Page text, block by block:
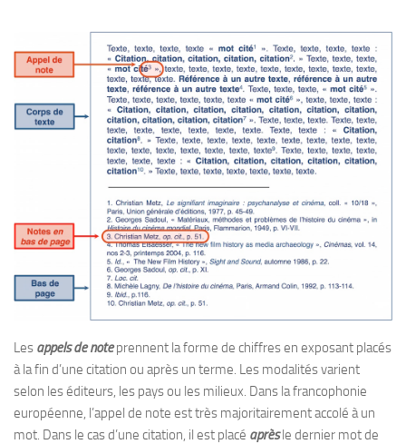
Les appels de noteprennent la forme de chiffres en exposant placés
à la fin d’une citation ou après un terme. Les modalités varient
selon les éditeurs, les pays ou les milieux. Dans la francophonie
européenne, l’appel de note est très majoritairement accolé à un
mot. Dans le cas d’une citation, il est placé aprèsle dernier mot de